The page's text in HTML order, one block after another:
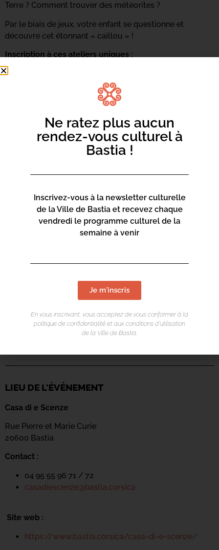
Terre ? Comment trouver des météorites ?
Par le biais de jeux, votre enfant se questionne et
découvre cet étonnant « caillou » !
Inscription à ces ateliers uniques :
casadiescenze@bastia.corsica
Ateliers gratuits – 8 enfants maximum –
– Présence du ou des parents conseillée
LIEU DE L'ÉVÉNEMENT
Casa di e Scenze
Rue Pierre et Marie Curie
20600 Bastia
Contact :
04 95 55 96 71 / 72
casadiescenze@bastia.corsica
Site web :
https://www.bastia.corsica/casa-di-e-scenze/
Ne ratez plus aucun
rendez-vous culturel à
Bastia !
Inscrivez-vous à la newsletter culturelle
de la Ville de Bastia et recevez chaque
vendredi le programme culturel de la
semaine à venir
Je m'inscris
En vous inscrivant, vous acceptez de vous conformer à la
politique de confidentialité et aux conditions d’utilisation
de la Ville de Bastia.